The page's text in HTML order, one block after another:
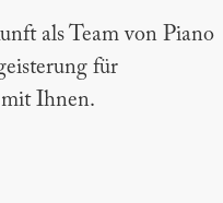
als Team von Piano
für
Ihnen.